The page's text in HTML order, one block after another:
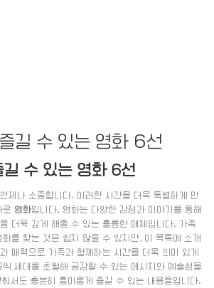
길 수 있는 영화 6선
수 있는 영화 6선
제나 소중합니다. 이러한 시간을 더욱 특별하게 만
영화입니다. 영화는 다양한 감정과 이야기를 통해
더욱 깊게 해줄 수 있는 훌륭한 매체입니다. 가족
를 찾는 것은 쉽지 않을 수 있지만, 이 목록에 소개
매력으로 가족과 함께하는 시간을 더욱 의미 있게
세대를 초월해 공감할 수 있는 메시지와 예술성을
서도 충분히 흥미롭게 즐길 수 있는 내용들입니다.